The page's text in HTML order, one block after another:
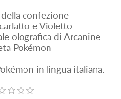
confezione
e Violetto
olografica di Arcanine
Pokémon
in lingua italiana.